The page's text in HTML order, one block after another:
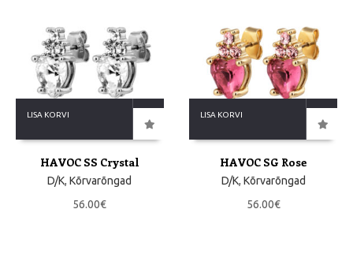
LISA KORVI
HAVOC SS Crystal
D/K,Kõrvarõngad
56.00€
LISA KORVI
HAVOC SG Rose
D/K, Kõrvarõngad
56.00€